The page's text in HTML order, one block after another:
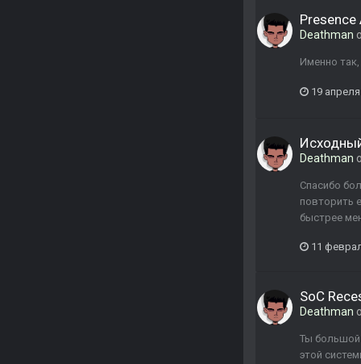
Presence
Deathman
Именно
19 апреля
Deathman
Спасибо
повторить
быстрее
11
SoC
Deathman
Ты большой
этой